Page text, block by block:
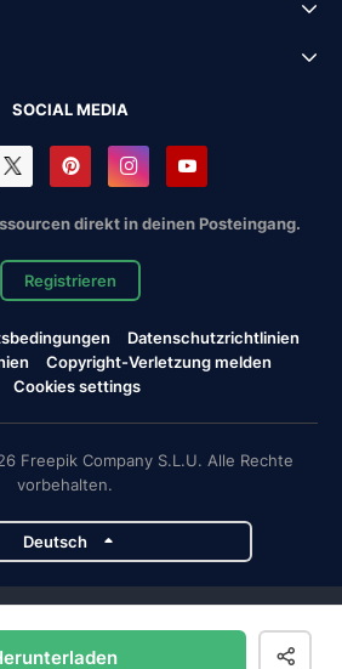
SOCIAL MEDIA
direkt in deinen Posteingang.
Registrieren
Datenschutzrichtlinien
Copyright-Verletzung melden
Cookies settings
Freepik Company S.L.U. Alle Rechte
vorbehalten.
Deutsch